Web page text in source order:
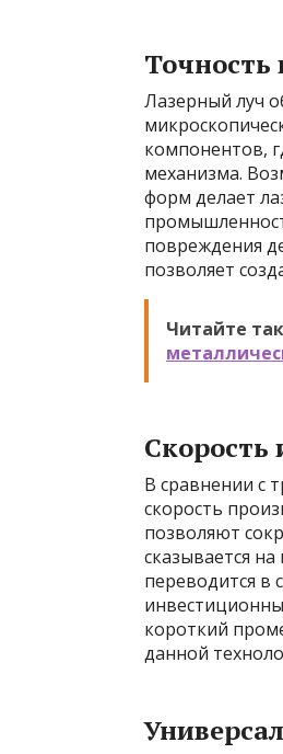
Точность
Лазерный луч
компонентов,
механизма.
форм делает
повреждения
позволяет
Читайте
Скорость
В сравнении с
скорость
позволяют
сказывается
переводится в
короткий
данной